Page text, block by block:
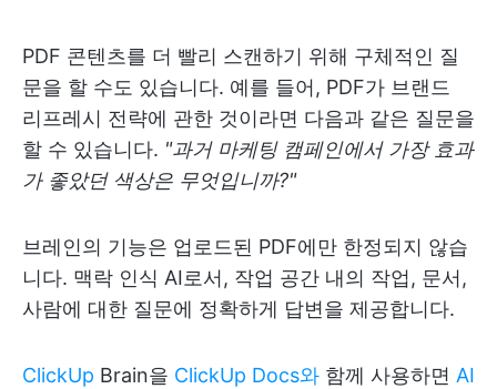
PDF 콘텐츠를 더 빨리 스캔하기 위해 구체적인 질
문을 할 수도 있습니다. 예를 들어, PDF가 브랜드
리프레시 전략에 관한 것이라면 다음과 같은 질문을
할 수 있습니다. "과거 마케팅 캠페인에서 가장 효과
가 좋았던 색상은 무엇입니까?"
브레인의 기능은 업로드된 PDF에만 한정되지 않습
니다. 맥락 인식 AI로서, 작업 공간 내의 작업, 문서,
사람에 대한 질문에 정확하게 답변을 제공합니다.
ClickUp Brain을 ClickUp Docs와 함께 사용하면 AI